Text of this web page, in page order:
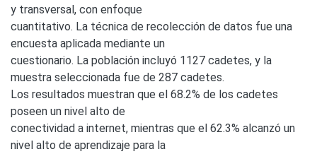
y transversal, con enfoque
cuantitativo. La técnica de recolección de datos fue una
encuesta aplicada mediante un
cuestionario. La población incluyó 1127 cadetes, y la
muestra seleccionada fue de 287 cadetes.
Los resultados muestran que el 68.2% de los cadetes
poseen un nivel alto de
conectividad a internet, mientras que el 62.3% alcanzó un
nivel alto de aprendizaje para la